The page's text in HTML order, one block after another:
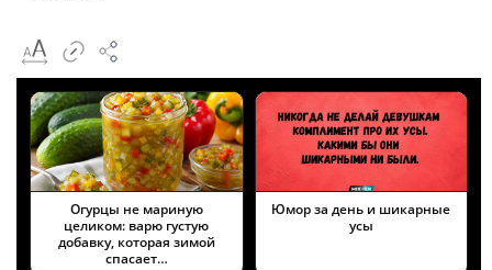
Огурцы не мариную
целиком: варю густую
добавку, которая зимой
спасает…
Юмор за день и шикарные
усы